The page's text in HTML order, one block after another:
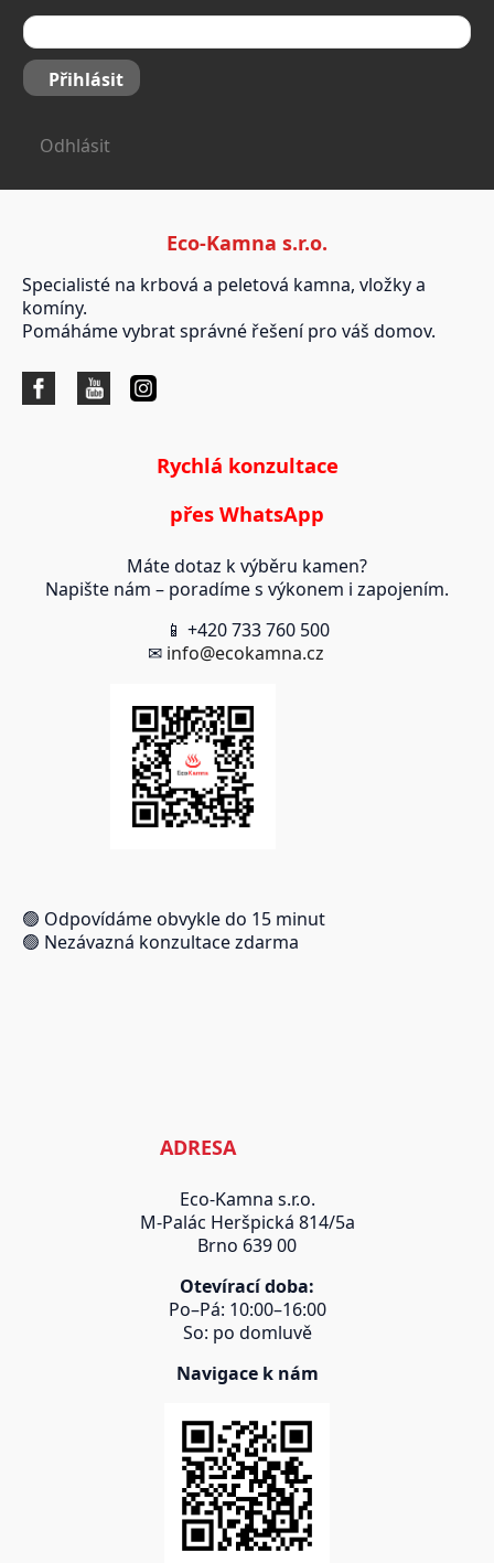
Přihlásit
Odhlásit
Eco-Kamna s.r.o.
Specialisté na krbová a peletová kamna, vložky a
komíny.
Pomáháme vybrat správné řešení pro váš domov.
Rychlá konzultace
přes WhatsApp
Máte dotaz k výběru kamen?
Napište nám – poradíme s výkonem i zapojením.
📱 +420 733 760 500
✉ info@ecokamna.cz
🟢 Odpovídáme obvykle do 15 minut
🟢 Nezávazná konzultace zdarma
ADRESA
Eco-Kamna s.r.o.
M-Palác Heršpická 814/5a
Brno 639 00
Otevírací doba:
Po–Pá: 10:00–16:00
So: po domluvě
Navigace k nám